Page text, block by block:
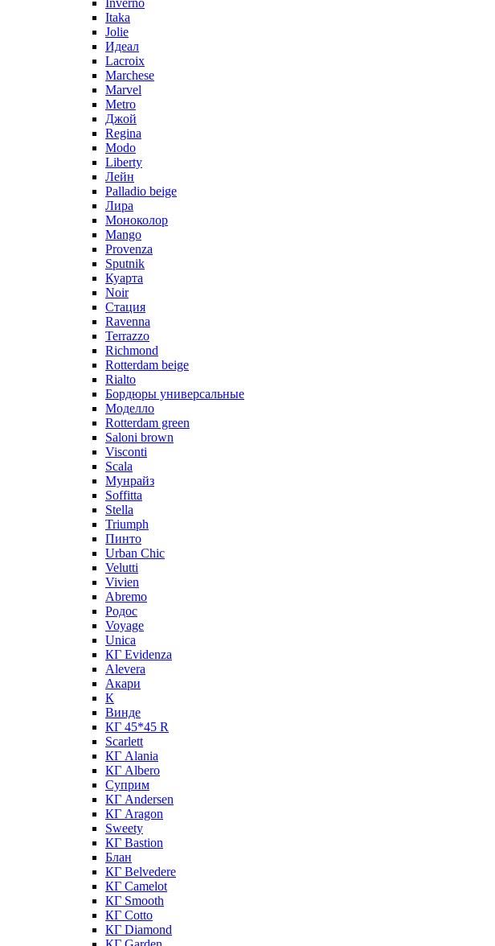
Inverno
Itaka
Jolie
Идеал
Lacroix
Marchese
Marvel
Metro
Джой
Regina
Modo
Liberty
Лейн
Palladio beige
Лира
Моноколор
Mango
Provenza
Sputnik
Куарта
Noir
Стация
Ravenna
Terrazzo
Richmond
Rotterdam beige
Rialto
Бордюры универсальные
Моделло
Rotterdam green
Saloni brown
Visconti
Scala
Мунрайз
Soffitta
Stella
Triumph
Пинто
Urban Chic
Velutti
Vivien
Abremo
Родос
Voyage
Unica
КГ Evidenza
Alevera
Акари
К
Винде
КГ 45*45 R
Scarlett
КГ Alania
КГ Albero
Суприм
КГ Andersen
КГ Aragon
Sweety
КГ Bastion
Блан
КГ Belvedere
КГ Camelot
КГ Smooth
КГ Cotto
КГ Diamond